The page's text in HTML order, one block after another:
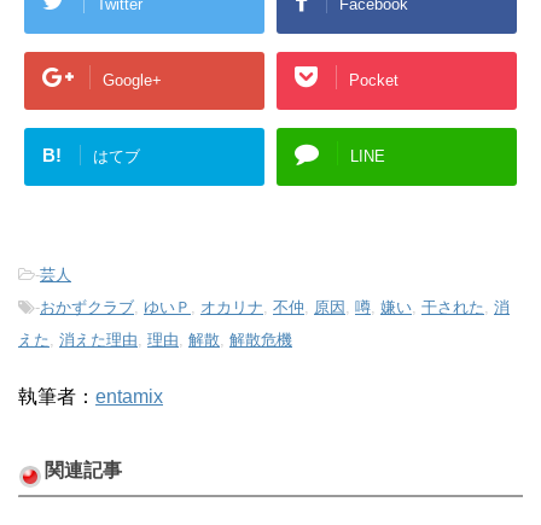
Twitter Facebook
Google+ Pocket
B! はてブ LINE
-芸人
-おかずクラブ ゆいＰ オカリナ 不仲 原因 噂 嫌い 干された 消
えた 消えた理由 理由 解散 解散危機
執筆者： entamix
関連記事